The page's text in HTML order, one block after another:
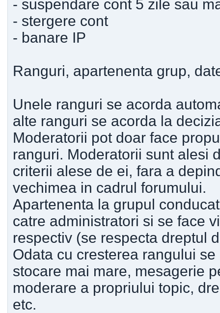
- suspendare cont 5 zile sau
- stergere cont
- banare IP
Ranguri, apartenenta grup,
Unele ranguri se acorda
alte ranguri se acorda la
Moderatorii pot doar face
ranguri. Moderatorii sunt alesi
criterii alese de ei, fara a
vechimea in cadrul forumului.
Apartenenta la grupul
catre administratori si se face
respectiv (se respecta dreptul
Odata cu cresterea rangului
stocare mai mare, mesagerie
moderare a propriului topic,
etc.